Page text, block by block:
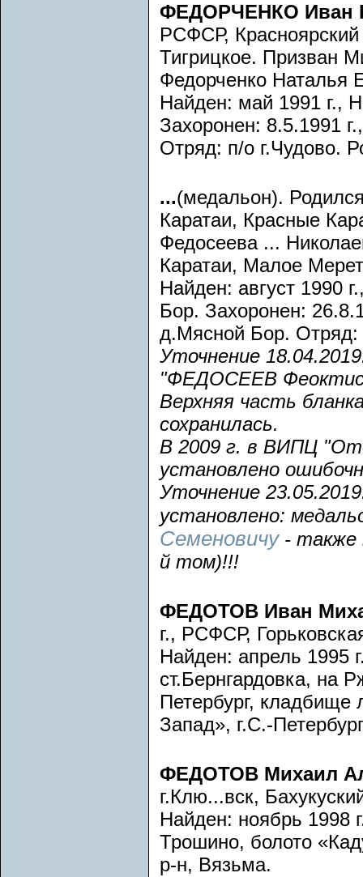
ФЕДОРЧЕНКО Иван
РСФСР, Красноярский
Тигрицкое. Призван
Федорченко
Найден: май 1991 г.,
Захоронен: 8.5.1991
Отряд: п/о г.Чудово.
...(медальон).
Каратаи, Красные
Федосеева ...
Каратаи, Малое
Найден: август 1990
Бор. Захоронен:
д.Мясной Бор. Отряд:
Уточнение
"ФЕДОСЕЕВ
Верхняя часть
сохранилась.
В 2009 г. в ВИПЦ
установлено
Уточнение
установлено:
Семеновичу - также
й том)!!!
ФЕДОТОВ Иван
г., РСФСР,
Найден: апрель 1995
ст.Бернгардовка, на
Петербург, кладбище
Запад», г.С.-
ФЕДОТОВ Михаил
г.Клю...вск,
Найден: ноябрь 1998
Трошино, болото
р-н, Вязьма.